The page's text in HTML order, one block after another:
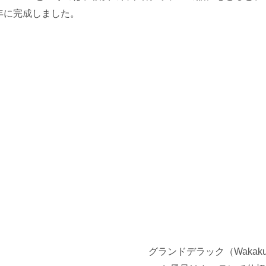
完成しました。
グランドデラック（